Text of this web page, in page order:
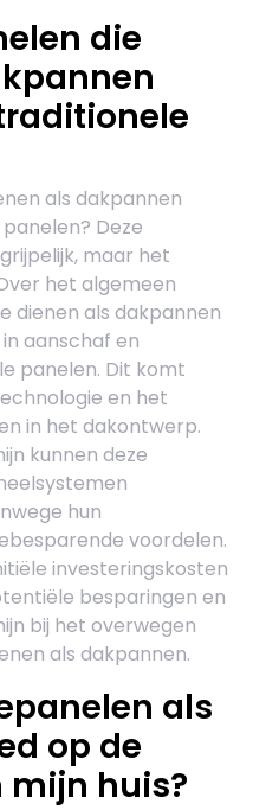
die
als dakpannen
Deze
maar het
het algemeen
dienen als dakpannen
aanschaf en
panelen. Dit komt
en het
in het dakontwerp.
kunnen deze
hun
voordelen.
investeringskosten
besparingen en
bij het overwegen
als dakpannen.
als
op de
huis?